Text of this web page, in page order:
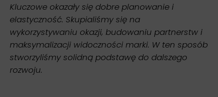
Kluczowe okazały się dobre planowanie i
elastyczność. Skupialiśmy się na
wykorzystywaniu okazji, budowaniu partnerstw i
maksymalizacji widoczności marki. W ten sposób
stworzyliśmy solidną podstawę do dalszego
rozwoju.